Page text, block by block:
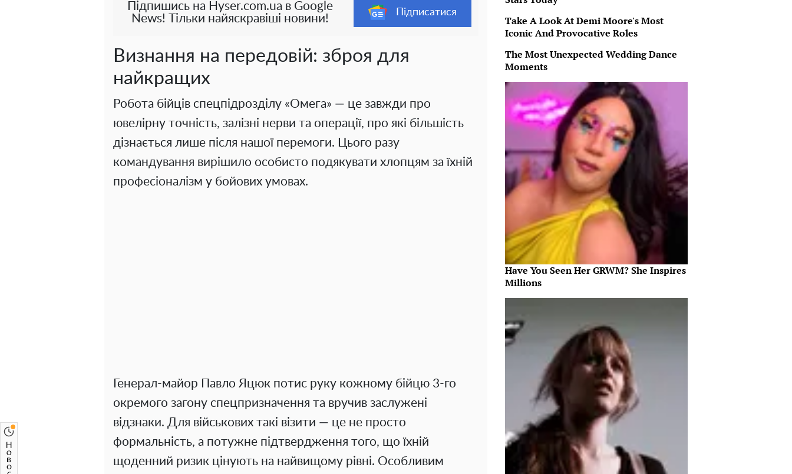
Підпишись на Hyser.com.ua в Google
News! Тільки найяскравіші новини!
Підписатися
Визнання на передовій: зброя для
найкращих
Робота бійців спецпідрозділу «Омега» — це завжди про
ювелірну точність, залізні нерви та операції, про які більшість
дізнається лише після нашої перемоги. Цього разу
командування вирішило особисто подякувати хлопцям за їхній
професіоналізм у бойових умовах.
Генерал-майор Павло Яцюк потис руку кожному бійцю 3-го
окремого загону спецпризначення та вручив заслужені
відзнаки. Для військових такі візити — це не просто
формальність, а потужне підтвердження того, що їхній
щоденний ризик цінують на найвищому рівні. Особливим
Take A Look At Demi Moore's Most
Iconic And Provocative Roles
The Most Unexpected Wedding Dance
Moments
Have You Seen Her GRWM? She Inspires
Millions